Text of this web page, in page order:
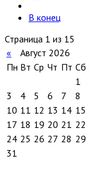
В конец
Страница 1 из 15
«
Август 2026
Пн Вт Ср Чт Пт Сб
1
3
4 5 6 7 8
10 11 12 13 14 15
17 18 19 20 21 22
24 25 26 27 28 29
31